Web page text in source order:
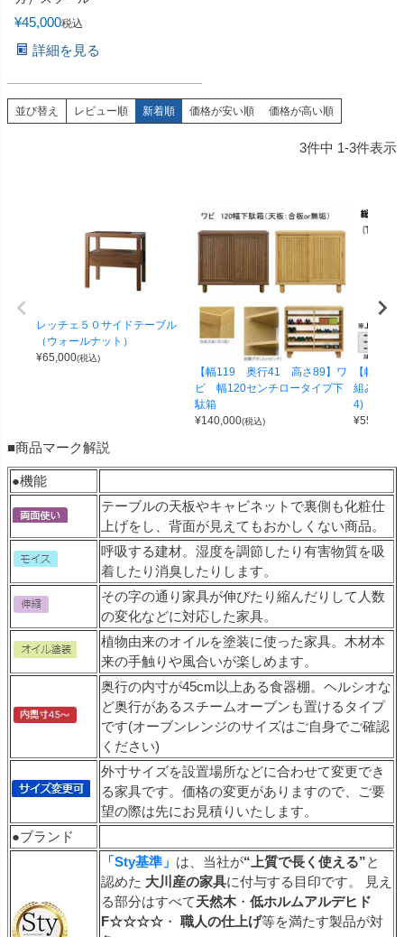
¥45,000税込
詳細を見る
並び替え レビュー順 新着順 価格が安い順 価格が高い順
3件中 1-3件表示
レッチェ５０サイドテーブル
（ウォールナット）
¥65,000(税込)
【幅119 奥行41 高さ89】ワ
ビ 幅120センチロータイプ下
駄箱
¥140,000(税込)
【幅100
組み合わ
4)
¥55,000
■商品マーク解説
●機能
テーブルの天板やキャビネットで裏側も化粧仕
上げをし、背面が見えてもおかしくない商品。
呼吸する建材。湿度を調節したり有害物質を吸
着したり消臭したりします。
その字の通り家具が伸びたり縮んだりして人数
の変化などに対応した家具。
植物由来のオイルを塗装に使った家具。木材本
来の手触りや風合いが楽しめます。
奥行の内寸が45cm以上ある食器棚。ヘルシオな
ど奥行があるスチームオーブンも置けるタイプ
です(オーブンレンジのサイズはご自身でご確認
ください)
外寸サイズを設置場所などに合わせて変更でき
る家具です。価格の変更がありますので、ご要
望の際は先にお見積りいたします。
●ブランド
「Sty基準」 は、当社が“上質で長く使える”と
認めた 大川産の家具に付与する目印です。 見え
る部分はすべて天然木 ・ 低ホルムアルデヒド
F☆☆☆☆ ・ 職人の仕上げ等を満たす製品が対